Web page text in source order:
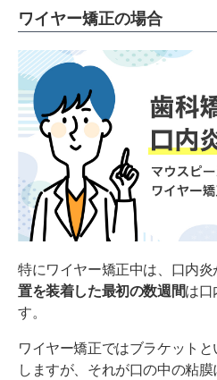
ワイヤー矯正の場合
特にワイヤー矯正中は、口内炎
置を装着した最初の数週間は口
す。
ワイヤー矯正ではブラケット
しますが、それが口の中の粘